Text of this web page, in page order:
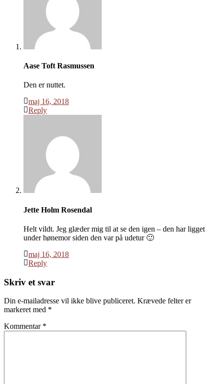
Aase Toft Rasmussen
Den er nuttet.
maj 16, 2018
Reply
Jette Holm Rosendal
Helt vildt. Jeg glæder mig til at se den igen – den har ligget
under hønemor siden den var på udetur 🙂
maj 16, 2018
Reply
Skriv et svar
Din e-mailadresse vil ikke blive publiceret. Krævede felter er
markeret med *
Kommentar *